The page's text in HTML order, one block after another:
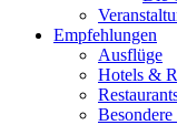
Empfehlungen
Ausflüge
Hotels &